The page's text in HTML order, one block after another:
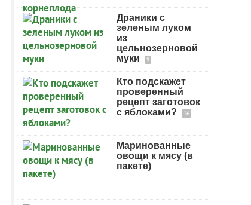
Драники с
зеленым луком
из
цельнозерновой
муки
9
Кто подскажет
проверенный
рецепт заготовок
с яблоками?
16
Маринованные
овощи к мясу (в
пакете)